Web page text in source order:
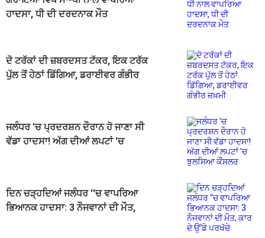
ਹਾਦਸਾ, ਧੀ ਦੀ ਦਰਦਨਾਕ ਮੌਤ
ਦੋ ਟਰੱਕਾਂ ਦੀ ਜ਼ਬਰਦਸਤ ਟੱਕਰ, ਇਕ ਟਰੱਕ
ਪੁੱਲ ਤੋਂ ਹੇਠਾਂ ਡਿੱਗਿਆ, ਡਰਾਈਵਰ ਗੰਭੀਰ
ਜਲੰਧਰ 'ਚ ਪ੍ਰਦਰਸ਼ਨ ਦੌਰਾਨ ਹੋ ਜਾਣਾ ਸੀ
ਵੱਡਾ ਹਾਦਸਾ! ਅੱਗ ਦੀਆਂ ਲਪਟਾਂ 'ਚ
ਦਿਨ ਚੜ੍ਹਦਿਆਂ ਜਲੰਧਰ ''ਚ ਵਾਪਰਿਆ
ਭਿਆਨਕ ਹਾਦਸਾ: 3 ਨੌਜਵਾਨਾਂ ਦੀ ਮੌਤ,